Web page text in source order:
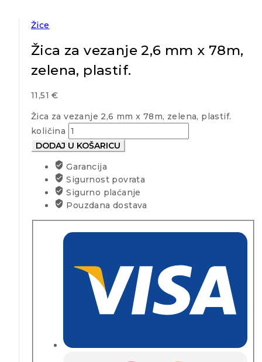
Žice
Žica za vezanje 2,6 mm x 78m,
zelena, plastif.
11,51€
Žica za vezanje 2,6 mm x 78m, zelena, plastif.
količina
DODAJ U KOŠARICU
Garancija
Sigurnost povrata
Sigurno plaćanje
Pouzdana dostava